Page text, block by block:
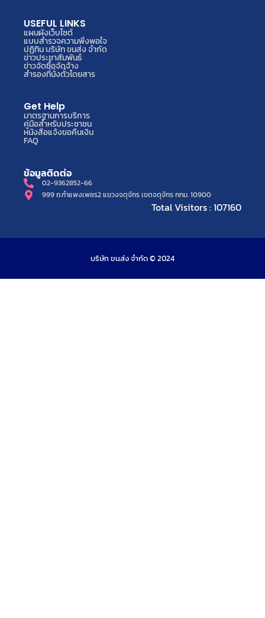
USEFUL LINKS
แผนผังเว็บไซต์
แบบสำรวจความพึงพอใจ
ปฏิทิน บริษัท ขนส่ง จำกัด
ข่าวประชาสัมพันธ์
ข่าวจัดซื้อจัดจ้าง
สำรองที่นั่งตั๋วโดยสาร
Get Help
มาตรฐานการบริการ
คู่มือสำหรับประชาชน
หนังสือแจ้งขอคืนเงิน
FAQ
ข้อมูลติดต่อ
02-9362852-66
999 ถ.กำแพงเพชร2 แขวงจตุจักร เขตจตุจักร กทม. 10900
Total Visitors : 107160
บริษัท ขนส่ง จำกัด © 2024